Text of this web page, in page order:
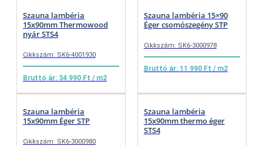
Szauna lambéria
15x90mm Thermowood
nyár STS4
Cikkszám: SK6-4001930
Bruttó ár: 34 990 Ft / m2
Szauna lambéria 15×90
Éger csomószegény STP
Cikkszám: SK6-3000978
Bruttó ár: 11 990 Ft / m2
Szauna lambéria
15x90mm Éger STP
Cikkszám: SK6-3000980
Szauna lambéria
15x90mm thermo éger
STS4